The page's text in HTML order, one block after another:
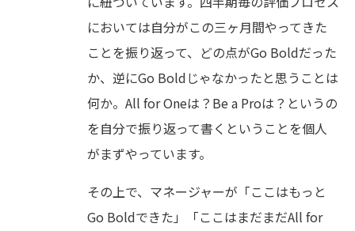
においては自分がこの三ヶ月間やってきた
ことを振り返って、どの点がGo Boldだった
か、逆にGo Boldじゃなかったと思うことは
何か。All for Oneは？Be a Proは？というの
を自分で振り返って書くということを個人
がまずやっています。
その上で、マネージャーが「ここはもっと
Go Boldできた」「ここはまだまだAll for